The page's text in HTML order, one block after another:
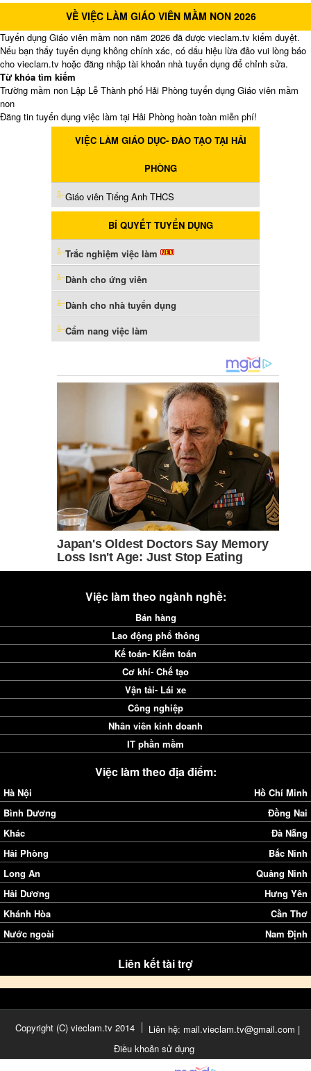
VỀ VIỆC LÀM GIÁO VIÊN MẦM NON 2026
Tuyển dụng Giáo viên mầm non năm 2026 đã được vieclam.tv kiểm duyệt.
Nếu bạn thấy tuyển dụng không chính xác, có dấu hiệu lừa đảo vui lòng báo
cho vieclam.tv hoặc đăng nhập tài khoản nhà tuyển dụng để chỉnh sửa.
Từ khóa tìm kiếm
Trường mầm non Lập Lễ Thành phố Hải Phòng tuyển dụng Giáo viên mầm
non
Đăng tin tuyển dụng việc làm tại Hải Phòng hoàn toàn miễn phí!
VIỆC LÀM GIÁO DỤC- ĐÀO TẠO TẠI HẢI
PHÒNG
Giáo viên Tiếng Anh THCS
BÍ QUYẾT TUYỂN DỤNG
Trắc nghiệm việc làm
Dành cho ứng viên
Dành cho nhà tuyển dụng
Cẩm nang việc làm
Việc làm theo ngành nghề:
Bán hàng
Lao động phổ thông
Kế toán- Kiểm toán
Cơ khí- Chế tạo
Vận tải- Lái xe
Công nghiệp
Nhân viên kinh doanh
IT phần mềm
Việc làm theo địa điểm:
Hà Nội
Hồ Chí Minh
Bình Dương
Đồng Nai
Khác
Đà Nẵng
Hải Phòng
Bắc Ninh
Long An
Quảng Ninh
Hải Dương
Hưng Yên
Khánh Hòa
Cần Thơ
Nước ngoài
Nam Định
Liên kết tài trợ
Copyright (C) vieclam.tv 2014
Liên hệ: mail.vieclam.tv@gmail.com |
Điều khoản sử dụng